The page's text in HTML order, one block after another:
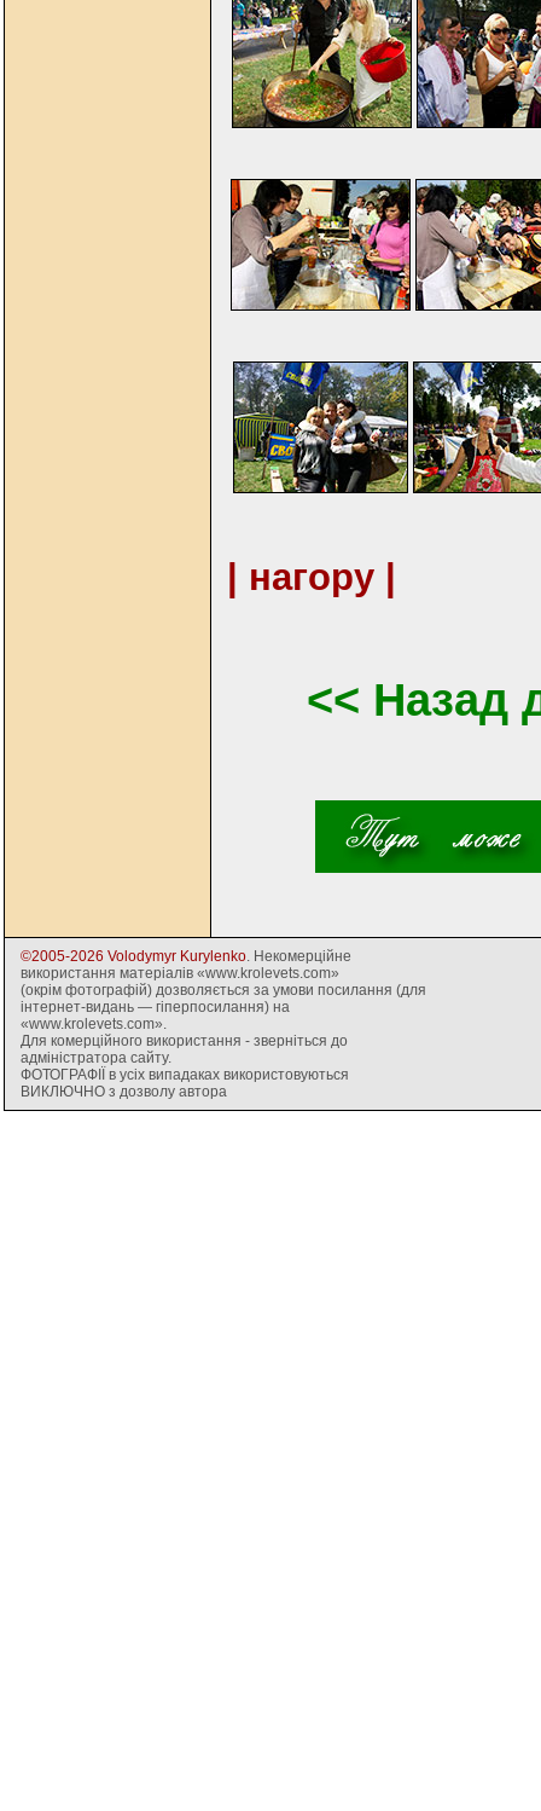
| нагору |
<< Назад
©2005-2026 Volodymyr Kurylenko. Некомерційне
використання матеріалів «www.krolevets.com»
(окрім фотографій) дозволяється за умови посилання (для
інтернет-видань — гіперпосилання) на
«www.krolevets.com».
Для комерційного використання - зверніться до
адміністратора сайту.
ФОТОГРАФІЇ в усіх випадаках використовуються
ВИКЛЮЧНО з дозволу автора